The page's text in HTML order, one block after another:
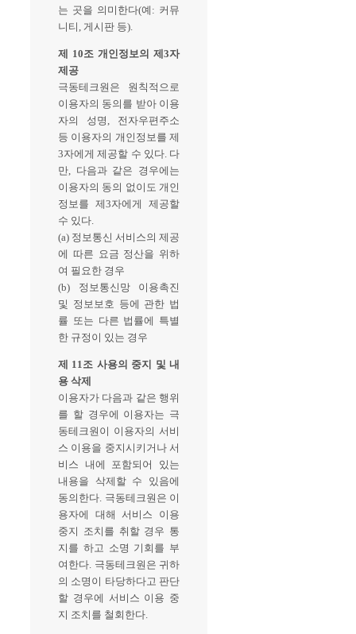
는 곳을 의미한다(예: 커뮤
니티, 게시판 등).
제 10조 개인정보의 제3자
제공
극동테크원은 원칙적으로
이용자의 동의를 받아 이용
자의 성명, 전자우편주소
등 이용자의 개인정보를 제
3자에게 제공할 수 있다. 다
만, 다음과 같은 경우에는
이용자의 동의 없이도 개인
정보를 제3자에게 제공할
수 있다.
(a) 정보통신 서비스의 제공
에 따른 요금 정산을 위하
여 필요한 경우
(b) 정보통신망 이용촉진
및 정보보호 등에 관한 법
률 또는 다른 법률에 특별
한 규정이 있는 경우
제 11조 사용의 중지 및 내
용 삭제
이용자가 다음과 같은 행위
를 할 경우에 이용자는 극
동테크원이 이용자의 서비
스 이용을 중지시키거나 서
비스 내에 포함되어 있는
내용을 삭제할 수 있음에
동의한다. 극동테크원은 이
용자에 대해 서비스 이용
중지 조치를 취할 경우 통
지를 하고 소명 기회를 부
여한다. 극동테크원은 귀하
의 소명이 타당하다고 판단
할 경우에 서비스 이용 중
지 조치를 철회한다.